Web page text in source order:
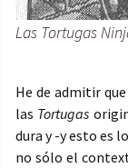
Las Tortugas
He de admitir que
las Tortugas
dura y -y esto es
no sólo el